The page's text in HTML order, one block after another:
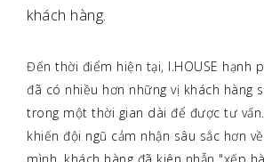
khách hàng.
Đến thời điểm hiện tại, I.HOUSE hạnh
đã có nhiều hơn những vị khách hàng
trong một thời gian dài để được tư
khiến đội ngũ cảm nhận sâu sắc hơn